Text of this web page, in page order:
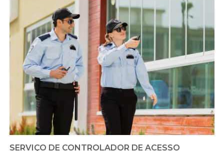
SERVIÇO DE CONTROLADOR DE ACESSO